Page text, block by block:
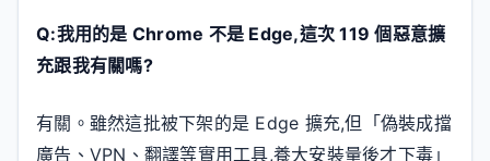
Q:我用的是 Chrome 不是 Edge,這次 119 個惡意擴
充跟我有關嗎?
有關。雖然這批被下架的是 Edge 擴充,但「偽裝成擋
廣告、VPN、翻譯等實用工具,養大安裝量後才下毒」